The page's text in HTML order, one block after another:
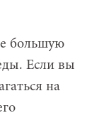
большую
Если вы
на